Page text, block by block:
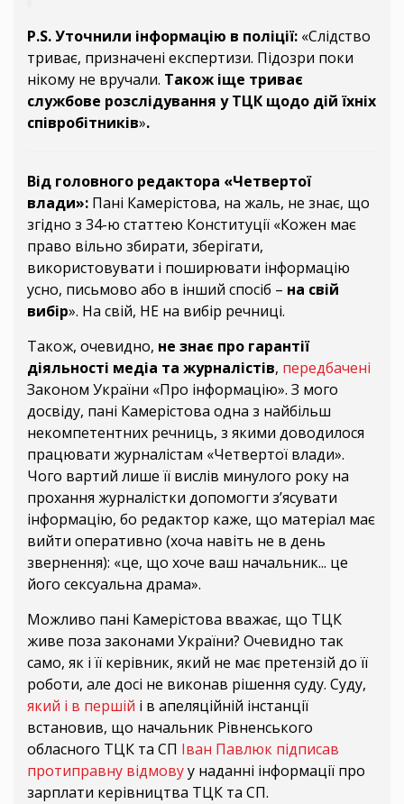
P.S. Уточнили інформацію в поліції: «Слідство
триває, призначені експертизи. Підозри поки
нікому не вручали. Також іще триває
службове розслідування у ТЦК щодо дій їхніх
співробітників».
Від головного редактора «Четвертої
влади»: Пані Камерістова, на жаль, не знає, що
згідно з 34-ю статтею Конституції «Кожен має
право вільно збирати, зберігати,
використовувати і поширювати інформацію
усно, письмово або в інший спосіб – на свій
вибір». На свій, НЕ на вибір речниці.
Також, очевидно, не знає про гарантії
діяльності медіа та журналістів, передбачені
Законом України «Про інформацію». З мого
досвіду, пані Камерістова одна з найбільш
некомпетентних речниць, з якими доводилося
працювати журналістам «Четвертої влади».
Чого вартий лише її вислів минулого року на
прохання журналістки допомогти з’ясувати
інформацію, бо редактор каже, що матеріал має
вийти оперативно (хоча навіть не в день
звернення): «це, що хоче ваш начальник... це
його сексуальна драма».
Можливо пані Камерістова вважає, що ТЦК
живе поза законами України? Очевидно так
само, як і її керівник, який не має претензій до її
роботи, але досі не виконав рішення суду. Суду,
який і в першій і в апеляційній інстанції
встановив, що начальник Рівненського
обласного ТЦК та СП Іван Павлюк підписав
протиправну відмовуу наданні інформації про
зарплати керівництва ТЦК та СП.